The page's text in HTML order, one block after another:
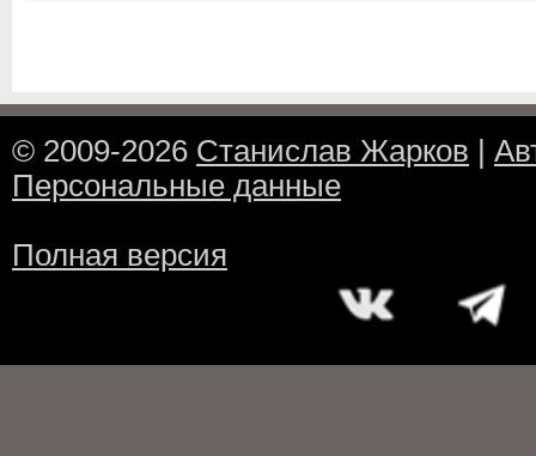
© 2009-2026 Станислав Жарков
Персональные данные
Полная версия